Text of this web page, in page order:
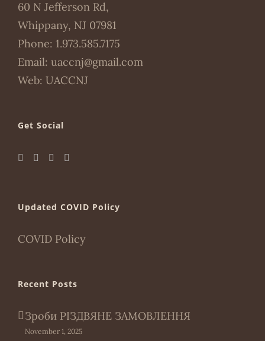
60 N Jefferson Rd,
Whippany, NJ 07981
Phone: 1.973.585.7175
Email: uaccnj@gmail.com
Web: UACCNJ
Get Social
Updated COVID Policy
COVID Policy
Recent Posts
Зроби РІЗДВЯНЕ ЗАМОВЛЕННЯ
November 1, 2025